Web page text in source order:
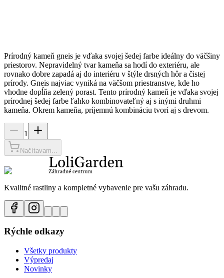
Prírodný kameň gneis je vďaka svojej šedej farbe ideálny do väčšiny
priestorov. Nepravidelný tvar kameňa sa hodí do exteriéru, ale
rovnako dobre zapadá aj do interiéru v štýle drsných hôr a čistej
prírody. Gneis najviac vyniká na väčšom priestranstve, kde ho
vhodne dopĺňa zelený porast. Tento prírodný kameň je vďaka svojej
prírodnej šedej farbe ľahko kombinovateľný aj s inými druhmi
kameňa. Okrem kameňa, príjemnú kombináciu tvorí aj s drevom.
1
Načítavam...
Kvalitné rastliny a kompletné vybavenie pre vašu záhradu.
Rýchle odkazy
Všetky produkty
Výpredaj
Novinky